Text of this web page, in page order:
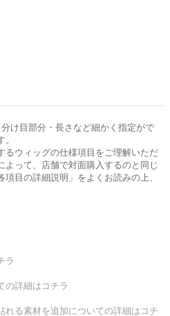
け目部分・長さなど細かく指定がで
るウィッグの仕様項目をご理解いただ
よって、店舗で対面購入するのと同じ
目の詳細説明」をよくお読みの上、
ラ
詳細はコチラ
る素材を追加についての詳細はコチ